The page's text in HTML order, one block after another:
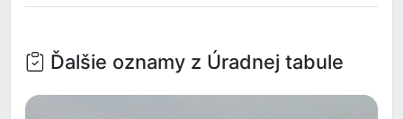
Ďalšie oznamy z Úradnej tabule